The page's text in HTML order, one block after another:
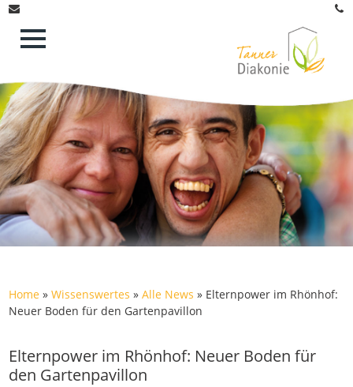
Home »Wissenswertes »Alle News » Elternpower im Rhönhof:
Neuer Boden für den Gartenpavillon
Elternpower im Rhönhof: Neuer Boden für
den Gartenpavillon